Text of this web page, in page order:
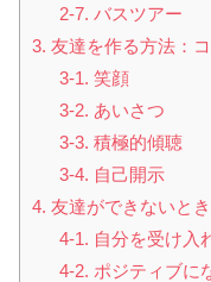
2-7. バスツアー
3. 友達を作る方法：
3-1. 笑顔
3-2. あいさつ
3-3. 積極的傾聴
3-4. 自己開示
4. 友達ができないと
4-1. 自分を受け入
4-2. ポジティブに